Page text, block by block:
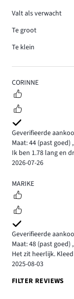
4
CORINNE
Geverifieerde
Maat: 44 (past goed) ,
Ik ben 1.78 lang en
2026-07-26
5
MARIKE
Geverifieerde
Maat: 48 (past goed) ,
Het zit heerlijk.
2025-08-03
FILTER REVIEWS
Valt als verwacht
Te groot
Te klein